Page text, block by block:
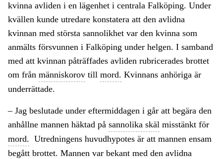
kvinna avliden i en lägenhet i centrala Falköping. Under
kvällen kunde utredare konstatera att den avlidna
kvinnan med största sannolikhet var den kvinna som
anmälts försvunnen i Falköping under helgen. I samband
med att kvinnan påträffades avliden rubricerades brottet
om från människorov till mord. Kvinnans anhöriga är
underrättade.
– Jag beslutade under eftermiddagen i går att begära den
anhållne mannen häktad på sannolika skäl misstänkt för
mord. Utredningens huvudhypotes är att mannen ensam
begått brottet. Mannen var bekant med den avlidna